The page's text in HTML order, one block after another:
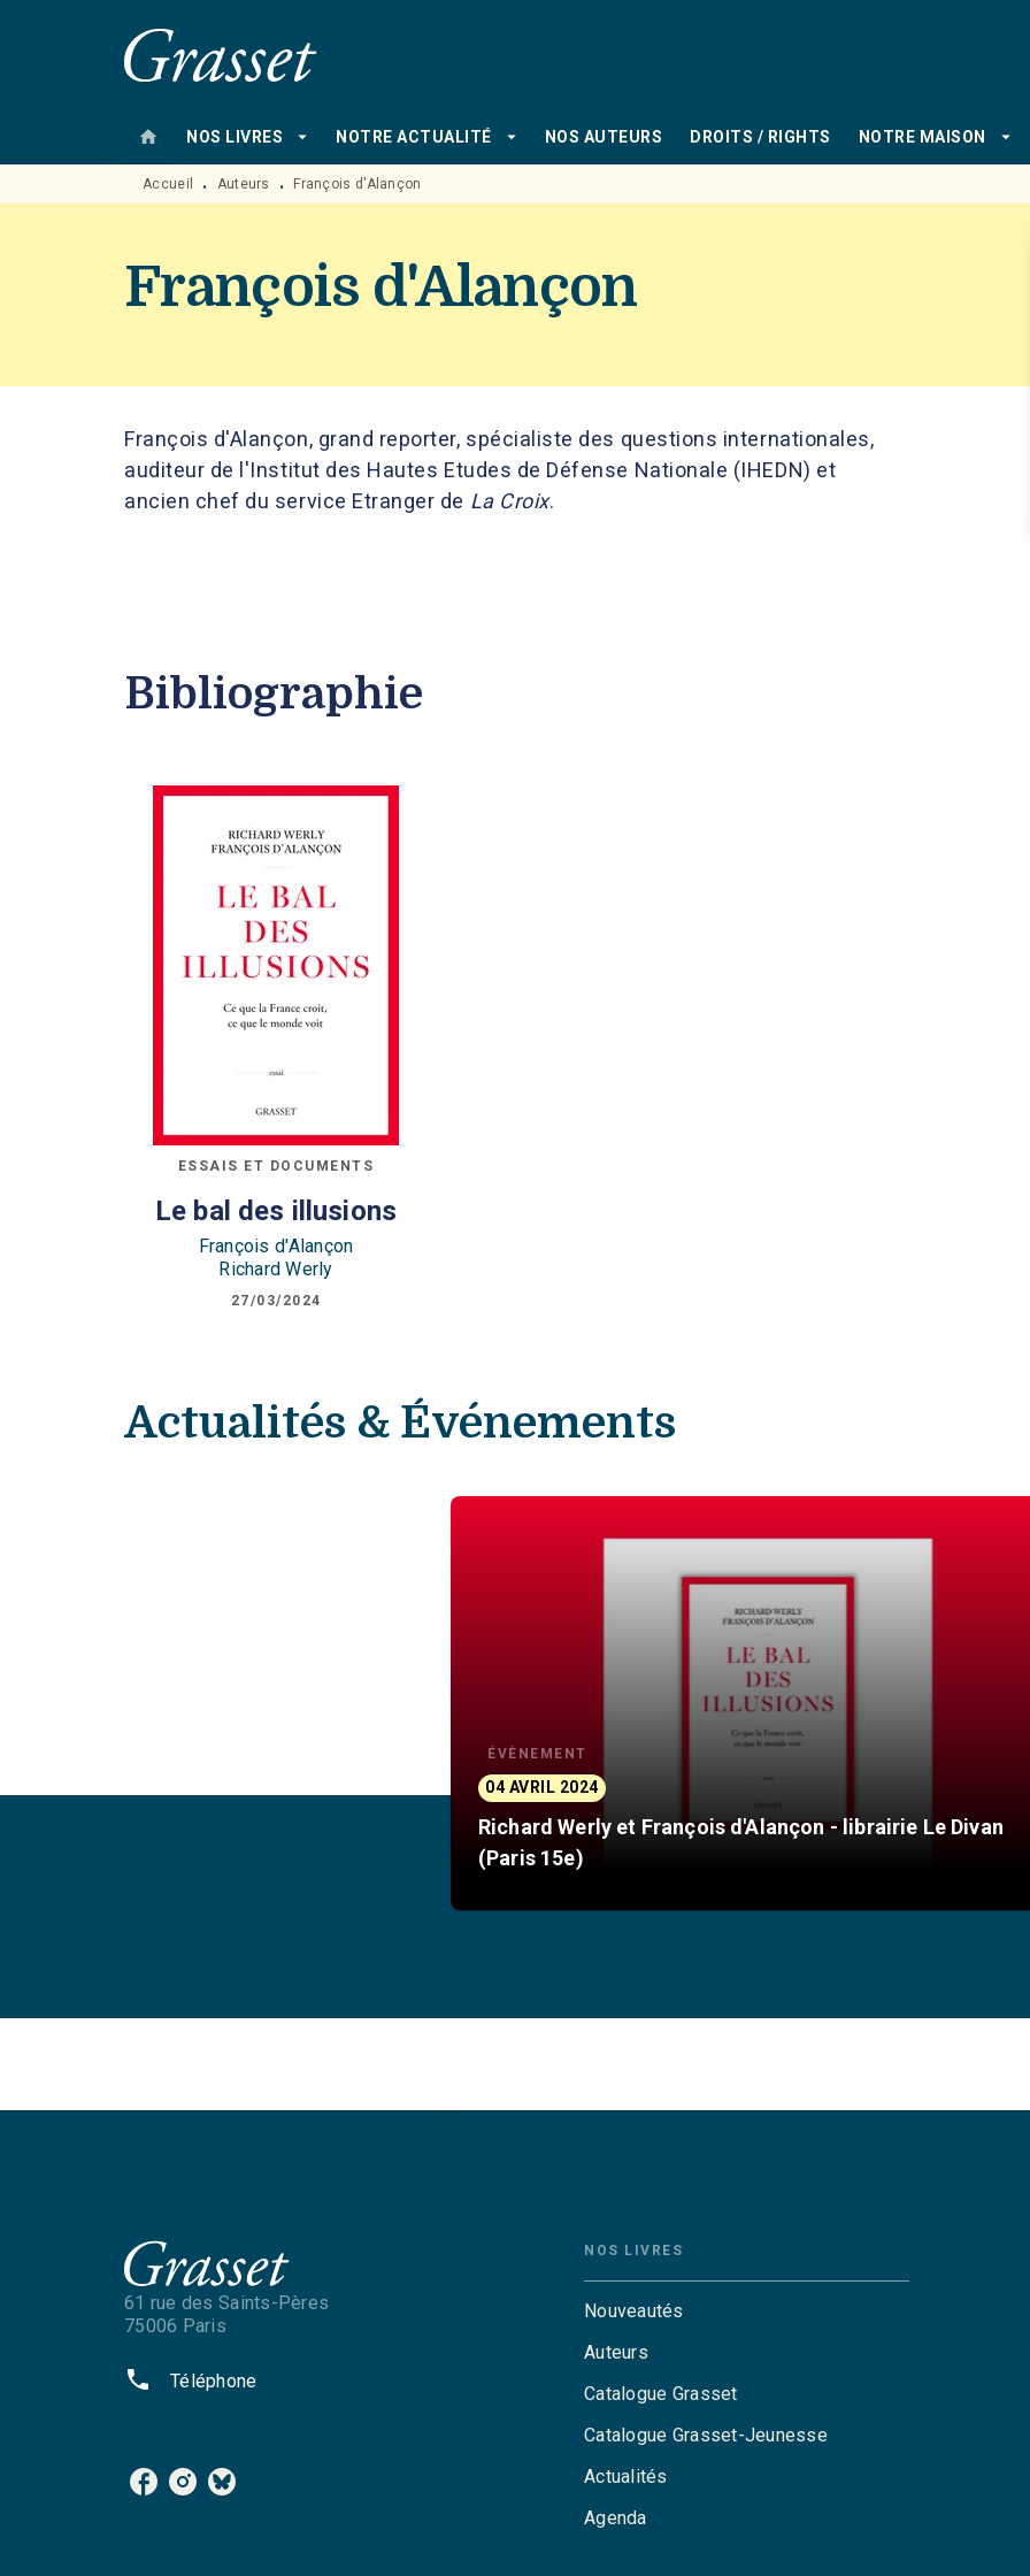
MENU RECHERCHE
home NOS LIVRES arrow_drop_down NOTRE ACTUALITÉ arrow_drop_down NOS AUTEURS DROITS / RIGHTS NOTRE MAISON arrow_drop_down
Accueil • Auteurs • François d'Alançon
François d'Alançon
François d'Alançon, grand reporter, spécialiste des questions internationales,
auditeur de l'Institut des Hautes Etudes de Défense Nationale (IHEDN) et
ancien chef du service Etranger de La Croix.
Bibliographie
ESSAIS ET DOCUMENTS
Le bal des illusions
François d'Alançon
Richard Werly
27/03/2024
Actualités & Événements
ÉVÈNEMENT
04 AVRIL 2024
Richard Werly et François d'Alançon - librairie Le Divan
(Paris 15e)
61 rue des Saints-Pères
75006 Paris
phone Téléphone
NOS LIVRES
Nouveautés
Auteurs
Catalogue Grasset
Catalogue Grasset-Jeunesse
Actualités
Agenda